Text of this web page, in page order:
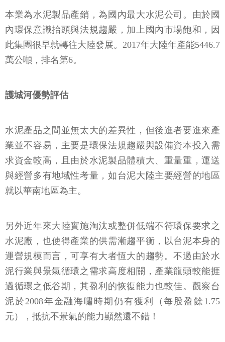
本業為水泥製品產銷，為國內最大水泥公司。由於國
內環保意識抬頭與法規趨嚴，加上國內市場飽和，因
此集團很早就轉往大陸發展。2017年大陸年產能5446.7
萬公噸，排名第6。
護城河優勢評估
水泥產品之間並無太大的差異性，但後進者要進來產
業並不容易，主要是環保法規趨嚴與設備資本投入需
求資金較高，且由於水泥製品體積大、重量重，運送
與經營多有地域性考量，如台泥大陸主要經營的地區
就以華南地區為主。
另外近年來大陸實施淘汰或整併低端不符環保要求之
水泥廠，也使得產業的供需漸趨平衡，以台泥本身的
運營規模而言，可享有大者恆大的趨勢。不過由於水
泥行業與景氣循環之需求高度相關，產業龍頭較能捱
過循環之低谷期，其盈利的恢復能力也較佳。觀察台
泥於2008年金融海嘯時期仍有獲利（每股盈餘1.75
元），抵抗不景氣的能力顯然還不錯！